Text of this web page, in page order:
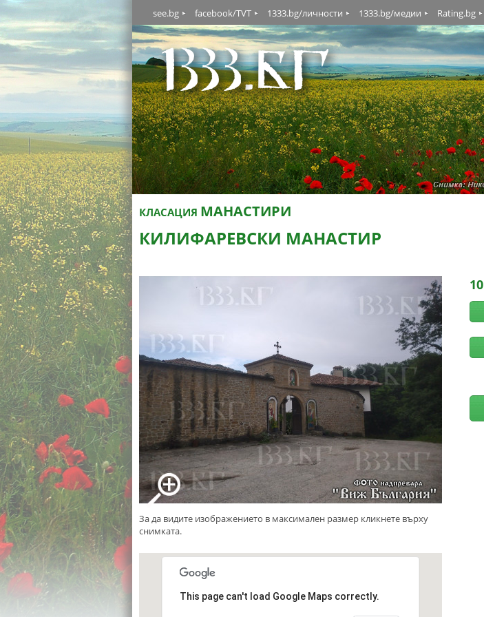
see.bg facebook/TVT 1333.bg/личности 1333.bg/медии Rating.bg
КЛАСАЦИЯ МАНАСТИРИ
КИЛИФАРЕВСКИ МАНАСТИР
За да видите изображението в максимален размер кликнете върху
снимката.
10
This page can't load Google Maps correctly.